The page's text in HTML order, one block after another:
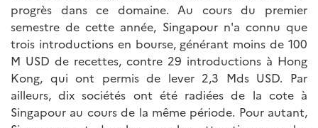
progrès dans ce domaine. Au cours du premier
semestre de cette année, Singapour n'a connu que
trois introductions en bourse, générant moins de 100
M USD de recettes, contre 29 introductions à Hong
Kong, qui ont permis de lever 2,3 Mds USD. Par
ailleurs, dix sociétés ont été radiées de la cote à
Singapour au cours de la même période. Pour autant,